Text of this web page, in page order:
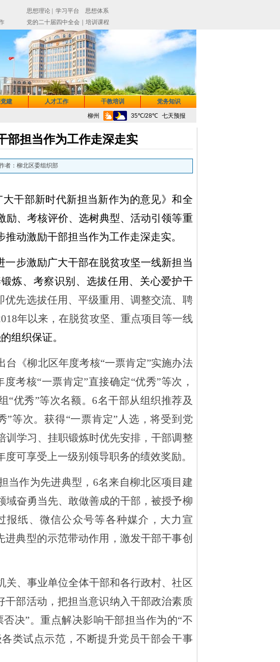
建 人才工作 干教培训
党务知识
部担当作为工作走深走实
作者：柳北区委组织部
干部新时代新担当新作为的意见》和全
励、 考核评价、选树典型、活动引领等重
动激励干部担当作为工作走深走实。
一步激励广大干部在脱贫攻坚一线新担当
炼、考察识别、选拔任用、关心爱护干
优先选拔任用、平级重用、调整交流、聘
年以来，在脱贫攻坚、重点项目等一线
组织保证。
台《柳北区年度考核“一票肯定”实施办法
考核“一票肯定”直接确定“优秀”等次，
“优秀”等次名额。 6名干部从组织推荐及
”等次。获得“一票肯定”人选 ，将受到 党
训学习、挂职锻炼时优先安排，干部调整
度可享受上一级别领导职务的绩效奖励。
当作为先进典型， 6名来自柳北区项目建
奋勇当先、敢做善成的干部，被授予柳
报纸、微信公众号等各种媒介，大力宣
进典型的示范带动作用，激发干部干事创
关、事业单位全体干部和各行政村、社区
干部活动 ， 把担当意识纳入干部政治素质
否决”。重点解决影响干部担当作为的“不
类试点示范，不断提升党员干部会干事